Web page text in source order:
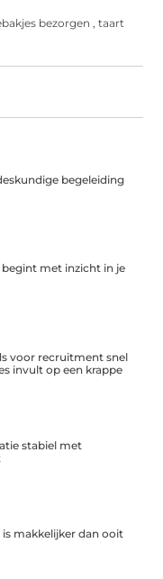
bezorgen ,taart
begeleiding
met inzicht in je
voor recruitment snel
invult op een krappe
stabiel met
makkelijker dan ooit